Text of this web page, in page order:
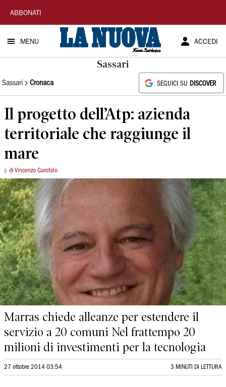
La
Nuova
Sardegna
ABBONATI
MENU ACCEDI
Sassari
Sassari Cronaca SEGUICI SU DISCOVER
Il progetto dell’Atp: azienda
territoriale che raggiunge il
mare
di Vincenzo Garofalo
Marras chiede alleanze per estendere il
servizio a 20 comuni Nel frattempo 20
milioni di investimenti per la tecnologia
27 ottobre 2014 03:54 3 MINUTI DI LETTURA